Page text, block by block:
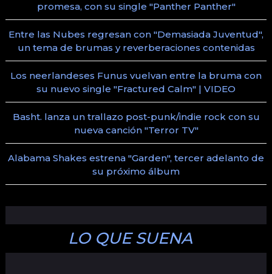
promesa, con su single "Panther Panther"
Entre las Nubes regresan con "Demasiada Juventud",
un tema de brumas y reverberaciones contenidas
Los neerlandeses Funus vuelvan entre la bruma con
su nuevo single "Fractured Calm" | VIDEO
Basht. lanza un trallazo post-punk/indie rock con su
nueva canción "Terror TV"
Alabama Shakes estrena "Garden", tercer adelanto de
su próximo álbum
LO QUE SUENA